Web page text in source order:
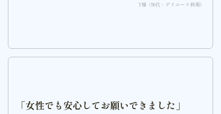
T様（50代・デイユース利用）
「女性でも安心してお願いできました」